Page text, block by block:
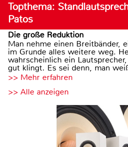
Topthema:
Patos
Die große Reduktion
Man nehme einen Breitbänder,
im Grunde alles weitere weg.
wahrscheinlich ein
gut klingt. Es sei denn, man
>> Mehr erfahren
>> Alle anzeigen